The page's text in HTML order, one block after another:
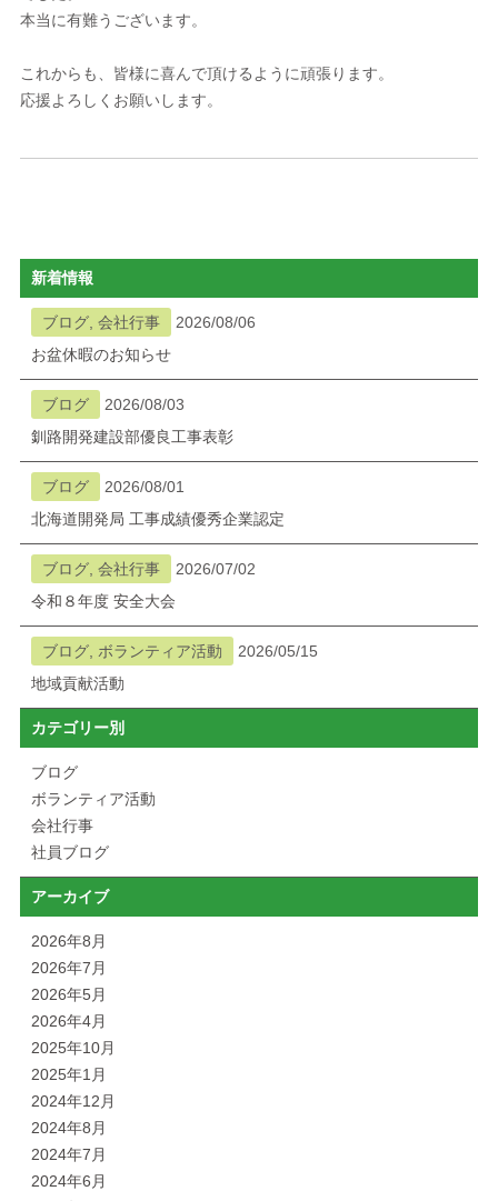
本当に有難うございます。
これからも、皆様に喜んで頂けるように頑張ります。
応援よろしくお願いします。
新着情報
ブログ, 会社行事
2026/08/06
お盆休暇のお知らせ
ブログ
2026/08/03
釧路開発建設部優良工事表彰
ブログ
2026/08/01
北海道開発局 工事成績優秀企業認定
ブログ, 会社行事
2026/07/02
令和８年度 安全大会
ブログ, ボランティア活動
2026/05/15
地域貢献活動
カテゴリー別
ブログ
ボランティア活動
会社行事
社員ブログ
アーカイブ
2026年8月
2026年7月
2026年5月
2026年4月
2025年10月
2025年1月
2024年12月
2024年8月
2024年7月
2024年6月